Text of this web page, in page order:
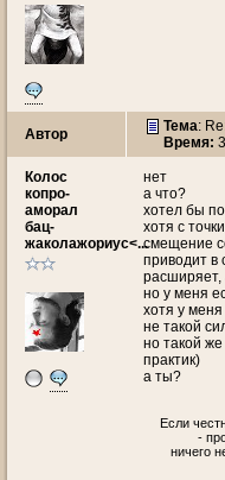
Автор Тема:
Время:
Колос
копро-
аморал
бац-
жаколажориус<...
нет
а что?
хотел бы
хотя с
смещение
приводит в
но у меня
хотя у
не такой
но такой
практик)
а ты?
Если
-
ничего